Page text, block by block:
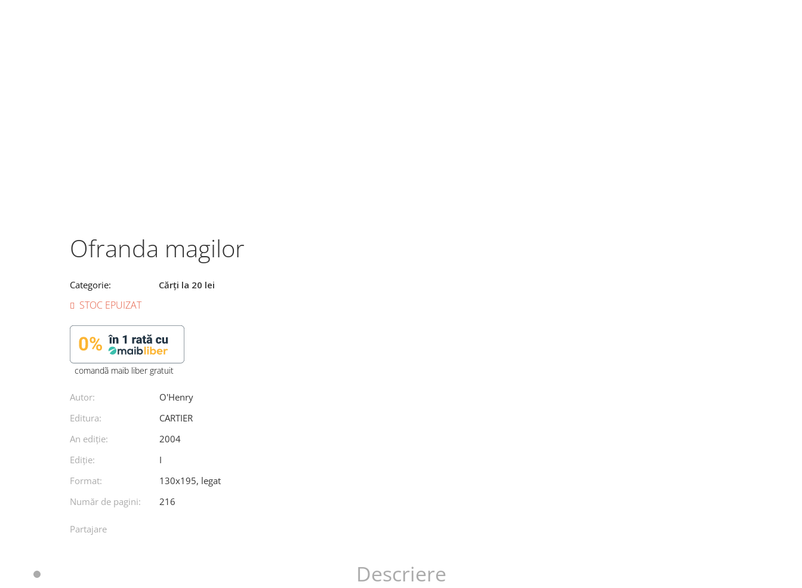
Ofranda magilor
Categorie: Cărți la 20 lei
STOC EPUIZAT
comandã maib liber gratuit
Autor:
O'Henry
Editura:
CARTIER
An ediţie:
2004
Ediţie:
I
Format:
130x195, legat
Număr de pagini:
216
Partajare
Descriere